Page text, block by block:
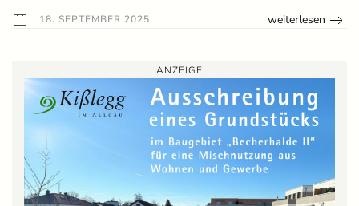
18. SEPTEMBER 2025 weiterlesen
ANZEIGE